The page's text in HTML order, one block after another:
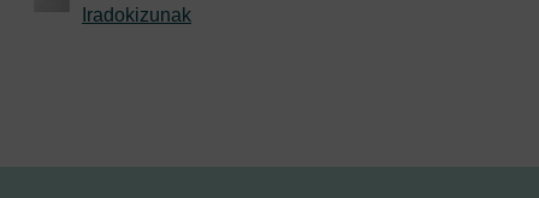
Iradokizunak